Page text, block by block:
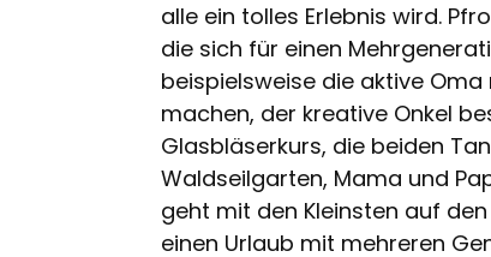
alle ein tolles Erlebnis wird.
die sich für einen
beispielsweise die aktive
machen, der kreative Onkel
Glasbläserkurs, die beiden
Waldseilgarten, Mama und
geht mit den Kleinsten auf
einen Urlaub mit mehreren